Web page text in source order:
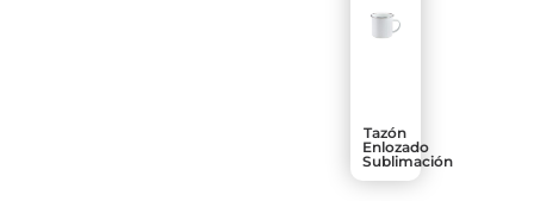
Tazón
Enlozado
Sublimación